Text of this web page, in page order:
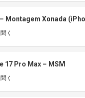
Montagem Xonada
く
17 Pro Max – MSM
く